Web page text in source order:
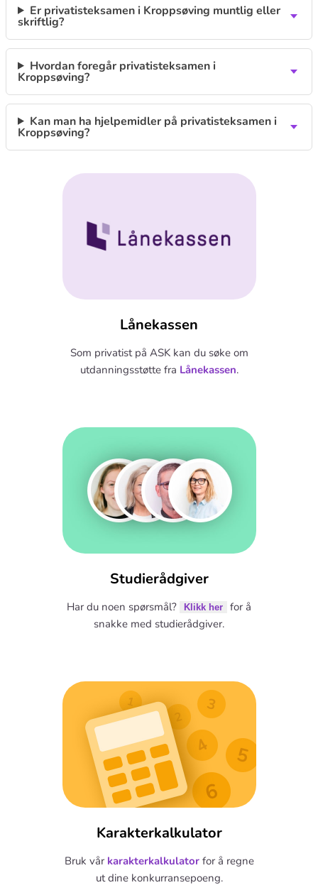
Er privatisteksamen i Kroppsøving muntlig eller
skriftlig?
Hvordan foregår privatisteksamen i
Kroppsøving?
Kan man ha hjelpemidler på privatisteksamen i
Kroppsøving?
Lånekassen
Som privatist på ASK kan du søke om
utdanningsstøtte fra Lånekassen.
Studierådgiver
Har du noen spørsmål? Klikk her
for å
snakke med studierådgiver.
Karakterkalkulator
Bruk vår karakterkalkulatorfor å regne
ut dine konkurransepoeng.